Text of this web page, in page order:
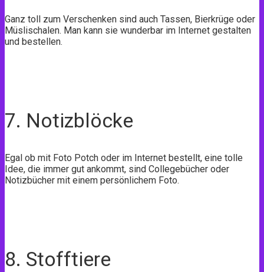
Ganz toll zum Verschenken sind auch Tassen, Bierkrüge oder
Müslischalen. Man kann sie wunderbar im Internet gestalten
und bestellen.
7. Notizblöcke
Egal ob mit Foto Potch oder im Internet bestellt, eine tolle
Idee, die immer gut ankommt, sind Collegebücher oder
Notizbücher mit einem persönlichem Foto.
8. Stofftiere